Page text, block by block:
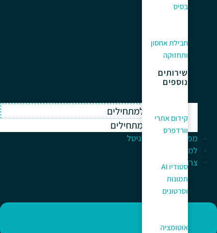
בסיס
חבילת אחסון
ותחזוקה
שירותים
נוספים
קידום אתרי
וורדפרס
סטודיו AI
תמונות
וסרטונים
אוטומציה
וורדפרס למתחילים
ווקומרס למתחילים
מפתח לעולם הדיגיטל
למה כאן?
צרו קשר